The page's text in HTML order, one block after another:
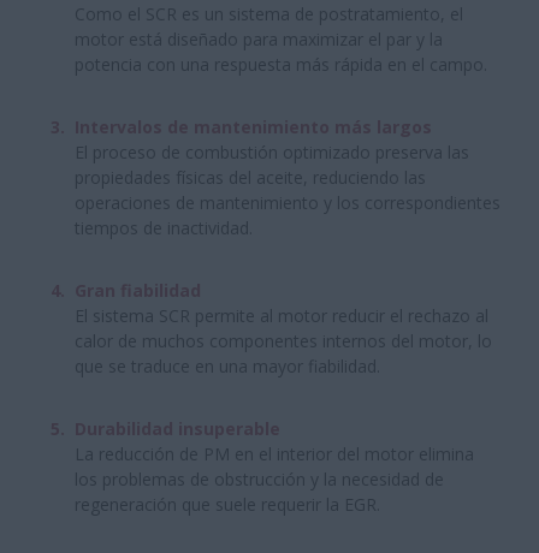
Como el SCR es un sistema de postratamiento, el
motor está diseñado para maximizar el par y la
potencia con una respuesta más rápida en el campo.
El proceso de combustión optimizado preserva las
propiedades físicas del aceite, reduciendo las
operaciones de mantenimiento y los correspondientes
tiempos de inactividad.
El sistema SCR permite al motor reducir el rechazo al
calor de muchos componentes internos del motor, lo
que se traduce en una mayor fiabilidad.
La reducción de PM en el interior del motor elimina
los problemas de obstrucción y la necesidad de
regeneración que suele requerir la EGR.